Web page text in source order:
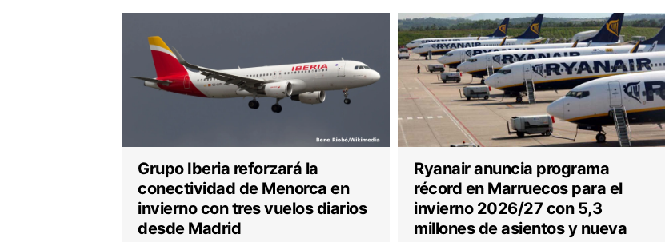
Grupo Iberia reforzará la
conectividad de Menorca en
invierno con tres vuelos diarios
desde Madrid
Ryanair anuncia programa
récord en Marruecos para el
invierno 2026/27 con 5,3
millones de asientos y nueva